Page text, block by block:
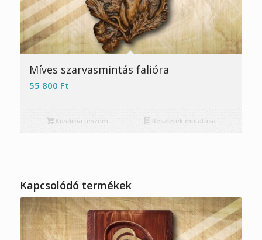
5.00
Míves szarvasmintás falióra
55 800 Ft
Kosárba teszem Részletek mutatása
Kapcsolódó termékek